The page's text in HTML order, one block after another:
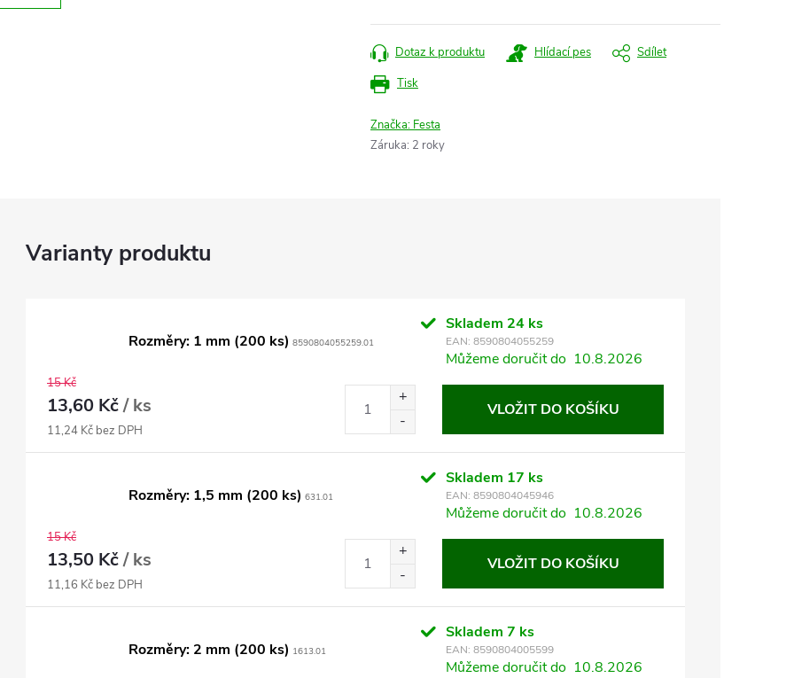
Tisk
Dotaz k produktu Hlídací pes Sdílet
Značka: Festa
Záruka: 2 roky
Rozměry: 1 mm (200 ks) 8590804055259.01
Skladem 24 ks
EAN: 8590804055259
Můžeme doručit do 10.8.2026
15 Kč
13,60 Kč/ ks
11,24 Kč bez DPH
VLOŽIT DO KOŠÍKU
Rozměry: 1,5 mm (200 ks) 631.01
Skladem 17 ks
EAN: 8590804045946
Můžeme doručit do 10.8.2026
15 Kč
13,50 Kč/ ks
11,16 Kč bez DPH
VLOŽIT DO KOŠÍKU
Rozměry: 2 mm (200 ks) 1613.01
Skladem7 ks
EAN: 8590804005599
Můžeme doručit do 10.8.2026